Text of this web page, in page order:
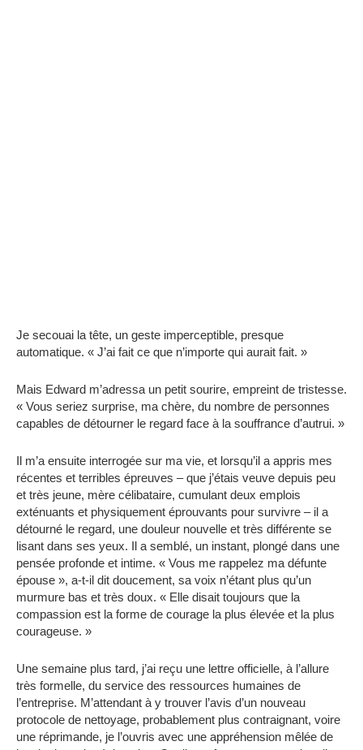
Je secouai la tête, un geste imperceptible, presque
automatique. « J’ai fait ce que n’importe qui aurait fait. »
Mais Edward m’adressa un petit sourire, empreint de tristesse.
« Vous seriez surprise, ma chère, du nombre de personnes
capables de détourner le regard face à la souffrance d’autrui. »
Il m’a ensuite interrogée sur ma vie, et lorsqu’il a appris mes
récentes et terribles épreuves – que j’étais veuve depuis peu
et très jeune, mère célibataire, cumulant deux emplois
exténuants et physiquement éprouvants pour survivre – il a
détourné le regard, une douleur nouvelle et très différente se
lisant dans ses yeux. Il a semblé, un instant, plongé dans une
pensée profonde et intime. « Vous me rappelez ma défunte
épouse », a-t-il dit doucement, sa voix n’étant plus qu’un
murmure bas et très doux. « Elle disait toujours que la
compassion est la forme de courage la plus élevée et la plus
courageuse. »
Une semaine plus tard, j’ai reçu une lettre officielle, à l’allure
très formelle, du service des ressources humaines de
l’entreprise. M’attendant à y trouver l’avis d’un nouveau
protocole de nettoyage, probablement plus contraignant, voire
une réprimande, je l’ouvris avec une appréhension mêlée de